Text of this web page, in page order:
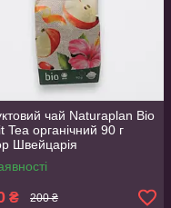
чай Naturaplan Bio
Tea органічний 90 г
Швейцарія
₴ 200 ₴